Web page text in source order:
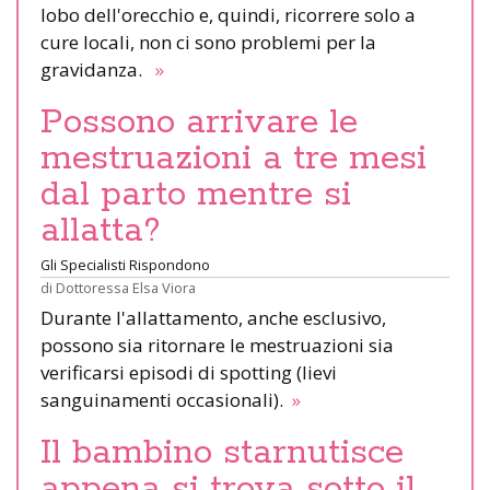
lobo dell'orecchio e, quindi, ricorrere solo a
cure locali, non ci sono problemi per la
gravidanza. »
Possono arrivare le
mestruazioni a tre mesi
dal parto mentre si
allatta?
Gli Specialisti Rispondono
di Dottoressa Elsa Viora
Durante l'allattamento, anche esclusivo,
possono sia ritornare le mestruazioni sia
verificarsi episodi di spotting (lievi
sanguinamenti occasionali). »
Il bambino starnutisce